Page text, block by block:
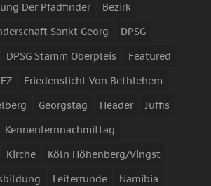
Der Pfadfinder
Bezirk
Sankt Georg
DPSG
DPSG Stamm Oberpleis
Featured
Friedenslicht Von Bethlehem
Georgstag Header
Juffis
Kennenlernnachmittag
Kirche
Köln Höhenberg/Vingst
Leiterrunde
Namibia